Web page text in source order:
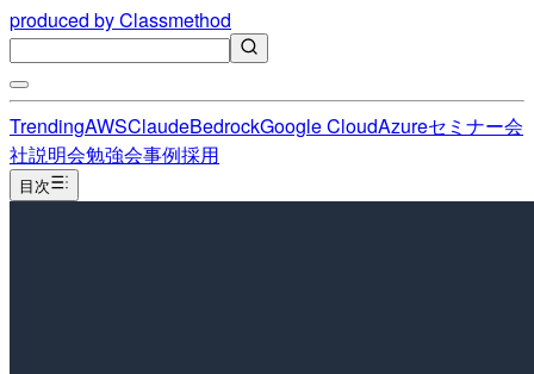
produced by Classmethod
TrendingAWSClaudeBedrockGoogle CloudAzureセミナー会
社説明会勉強会事例採用
目次